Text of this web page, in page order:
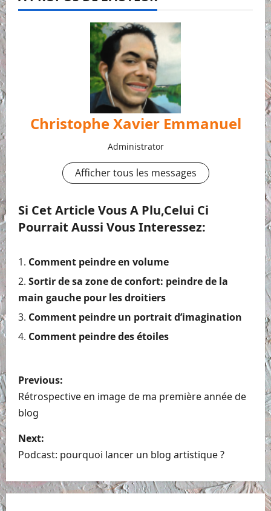
Christophe Xavier Emmanuel
Administrator
Afficher tous les messages
Si Cet Article Vous A Plu,celui Ci
Pourrait Aussi Vous Interessez:
Comment peindre en volume
Sortir de sa zone de confort: peindre de la
main gauche pour les droitiers
Comment peindre un portrait d’imagination
Comment peindre des étoiles
P
o
t
n
Previous:
Rétrospective en image de ma première année de
blog
Next:
Podcast: pourquoi lancer un blog artistique ?